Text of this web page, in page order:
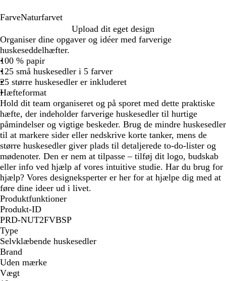
FarveNaturfarvet
a
t
u
r
f
a
r
v
e
t
Upload dit eget design
Organiser dine opgaver og idéer med farverige
huskeseddelhæfter.
100 % papir
125 små huskesedler i 5 farver
25 større huskesedler er inkluderet
Hæfteformat
Hold dit team organiseret og på sporet med dette praktiske
hæfte, der indeholder farverige huskesedler til hurtige
påmindelser og vigtige beskeder. Brug de mindre huskesedler
til at markere sider eller nedskrive korte tanker, mens de
større huskesedler giver plads til detaljerede to-do-lister og
mødenoter. Den er nem at tilpasse – tilføj dit logo, budskab
eller info ved hjælp af vores intuitive studie. Har du brug for
hjælp? Vores designeksperter er her for at hjælpe dig med at
føre dine ideer ud i livet.
Produktfunktioner
Produkt-ID
PRD-NUT2FVBSP
Type
Selvklæbende huskesedler
Brand
Uden mærke
Vægt